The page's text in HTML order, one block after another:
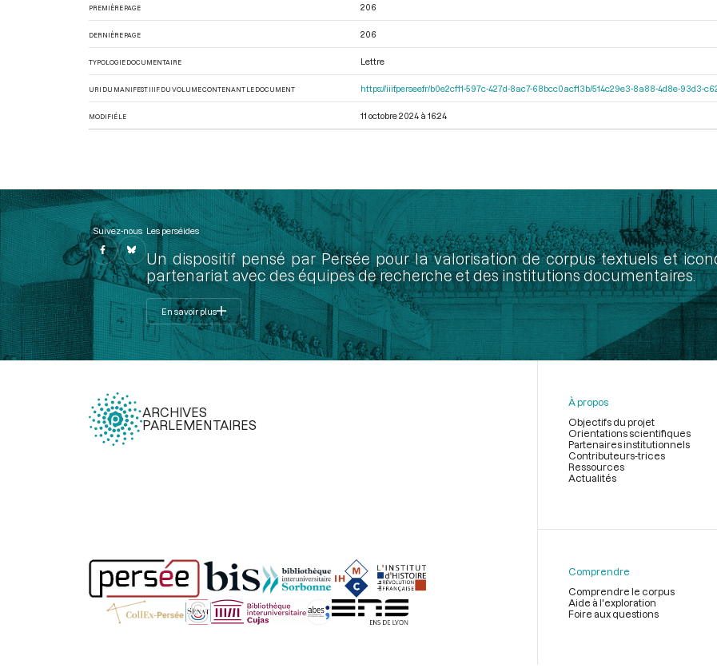
PREMIÈRE PAGE 206
DERNIÈRE PAGE 206
TYPOLOGIE DOCUMENTAIRE Lettre
URI DU MANIFEST IIIF DU VOLUME CONTENANT LE DOCUMENT https://iiif.persee.fr/b0e2cf11-597c-427d-8ac7-68bcc0acf13b/514c29e3-8a88-4d8e-93d3-
MODIFIÉ LE 11 octobre 2024 à 16:24
Suivez-nous Les perséides
Un dispositif pensé par Persée pour la valorisation de corpus textuels et
partenariat avec des équipes de recherche et des institutions documentaires.
En savoir plus
ARCHIVES
PARLEMENTAIRES
page
À propos
Objectifs du projet
Orientations scientifiques
Partenaires institutionnels
Contributeurs-trices
Ressources
Actualités
Comprendre
Comprendre le corpus
Aide à l'exploration
Foire aux questions